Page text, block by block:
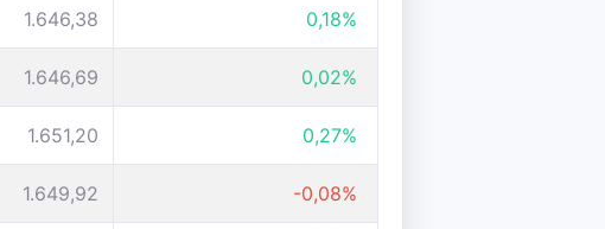
1.646,38 0,18%
1.646,69 0,02%
1.651,20 0,27%
1.649,92 -0,08%